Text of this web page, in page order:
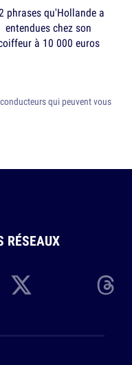
phrases qu'Hollande a
entendues chez son
à 10 000 euros
qui peuvent vous
RÉSEAUX